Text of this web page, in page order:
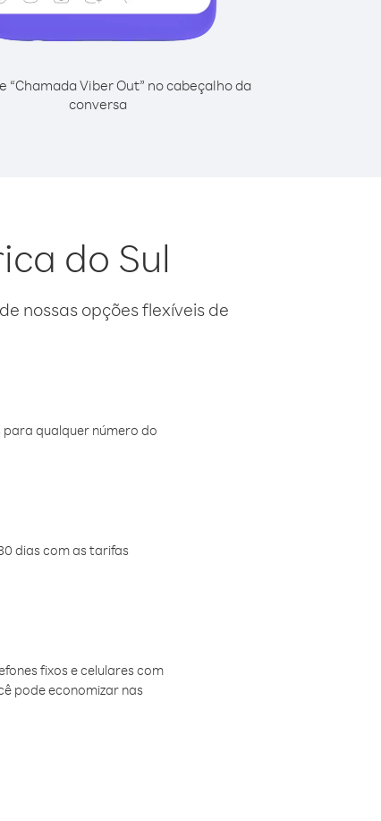
“Chamada Viber Out” no cabeçalho da
conversa
do Sul
nossas opções flexíveis de
qualquer número do
dias com as tarifas
fixos e celulares com
pode economizar nas